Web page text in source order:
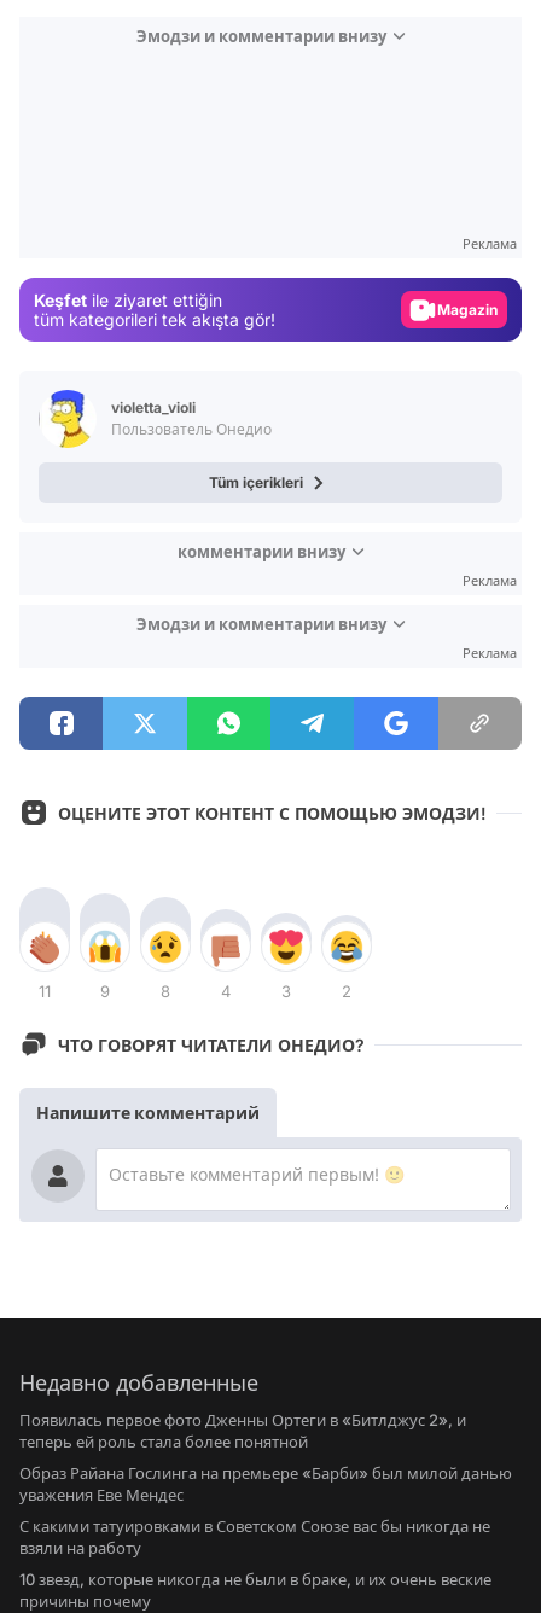
Эмодзи и комментарии внизу
Реклама
Keşfet ile ziyaret ettiğin
tüm kategorileri tek akışta gör!
Video
violetta_violi
Пользователь Онедио
Tüm içerikleri
комментарии внизу
Реклама
Эмодзи и комментарии внизу
Реклама
ОЦЕНИТЕ ЭТОТ КОНТЕНТ С ПОМОЩЬЮ ЭМОДЗИ!
11 9 8 4 3 2
ЧТО ГОВОРЯТ ЧИТАТЕЛИ ОНЕДИО?
Напишите комментарий
Недавно добавленные
Появилась первое фото Дженны Ортеги в «Битлджус 2», и
теперь ей роль стала более понятной
Образ Райана Гослинга на премьере «Барби» был милой данью
уважения Еве Мендес
С какими татуировками в Советском Союзе вас бы никогда не
взяли на работу
10 звезд, которые никогда не были в браке, и их очень веские
причины почему